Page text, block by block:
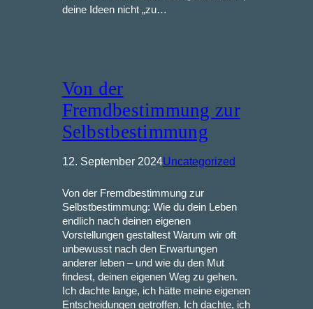
deine Ideen nicht „zu…
Von der
Fremdbestimmung zur
Selbstbestimmung
12. September 2024Uncategorized
Von der Fremdbestimmung zur
Selbstbestimmung: Wie du dein Leben
endlich nach deinen eigenen
Vorstellungen gestaltest Warum wir oft
unbewusst nach den Erwartungen
anderer leben – und wie du den Mut
findest, deinen eigenen Weg zu gehen.
Ich dachte lange, ich hätte meine eigenen
Entscheidungen getroffen. Ich dachte, ich